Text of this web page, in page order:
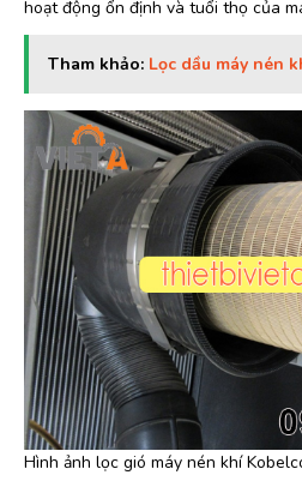
hoạt động ổn định và tuổi thọ của
Tham khảo: Lọc dầu máy nén
Hình ảnh lọc gió máy nén khí